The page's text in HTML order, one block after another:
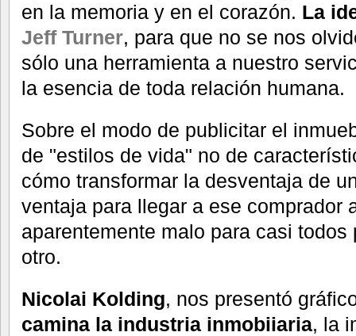
en la memoria y en el corazón. La
Jeff Turner, para que no se nos
sólo una herramienta a nuestro
la esencia de toda relación humana.
Sobre el modo de publicitar el
de "estilos de vida" no de
cómo transformar la desventaja de
ventaja para llegar a ese comprador
aparentemente malo para casi
otro.
Nicolai Kolding, nos presentó
camina la industria inmobiiaria, la